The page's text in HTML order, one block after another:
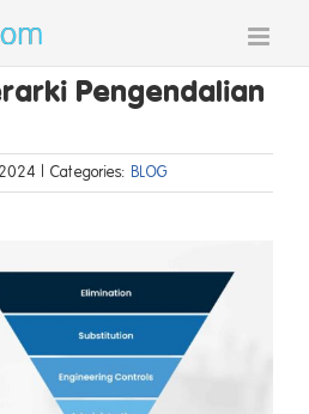
Pengendalian
| Categories: BLOG